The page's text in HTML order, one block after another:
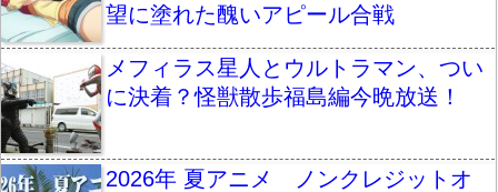
望に塗れた醜いアピール合戦
メフィラス星人とウルトラマン、つい
に決着？怪獣散歩福島編今晩放送！
2026年 夏アニメ ノンクレジットオ